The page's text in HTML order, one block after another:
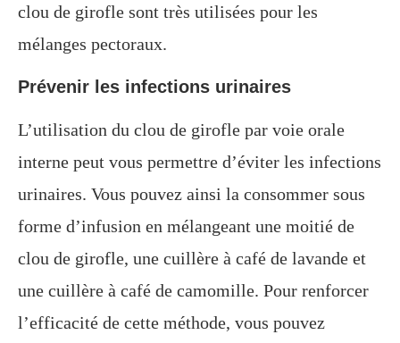
clou de girofle sont très utilisées pour les
mélanges pectoraux.
Prévenir les infections urinaires
L’utilisation du clou de girofle par voie orale
interne peut vous permettre d’éviter les infections
urinaires. Vous pouvez ainsi la consommer sous
forme d’infusion en mélangeant une moitié de
clou de girofle, une cuillère à café de lavande et
une cuillère à café de camomille. Pour renforcer
l’efficacité de cette méthode, vous pouvez